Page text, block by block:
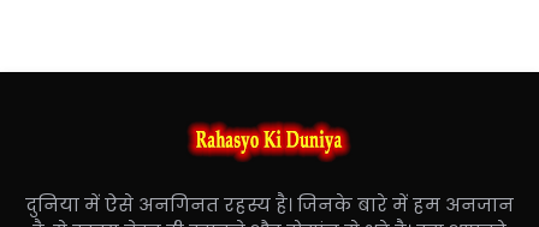
दुनिया में ऐसे अनगिनत रहस्य है। जिनके बारे में हम अनजान